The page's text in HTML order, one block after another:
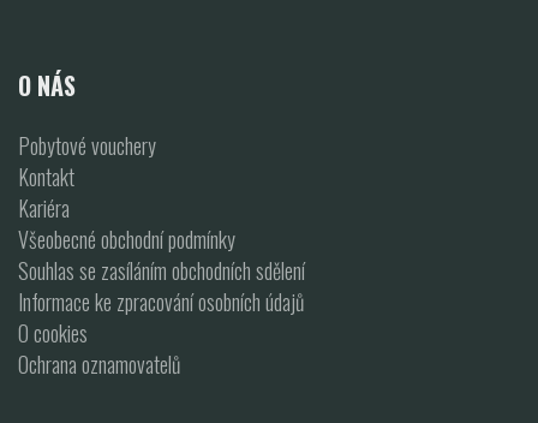
O NÁS
Pobytové vouchery
Kontakt
Kariéra
Všeobecné obchodní podmínky
Souhlas se zasíláním obchodních sdělení
Informace ke zpracování osobních údajů
O cookies
Ochrana oznamovatelů